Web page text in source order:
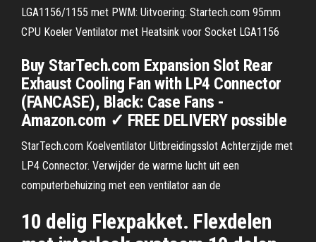
LGA1156/1155 met PWM: Uitvoering: Startech.com 95mm
CPU Koeler Ventilator met Heatsink voor Socket LGA1156
Buy StarTech.com Expansion Slot Rear
Exhaust Cooling Fan with LP4 Connector
(FANCASE), Black: Case Fans -
Amazon.com ✓ FREE DELIVERY possible
StarTech.com Koelventilator Uitbreidingsslot Achterzijde met
LP4 Connector. Verwijder de warme lucht uit een
computerbehuizing met een ventilator aan de
10 delig Flexpakket. Flexdelen